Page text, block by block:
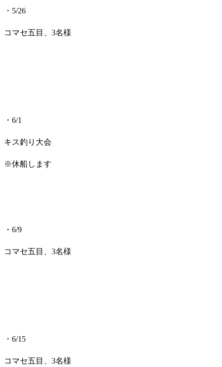
・5/26
コマセ五目、3名様
・6/1
キス釣り大会
※休船します
・6/9
コマセ五目、3名様
・6/15
コマセ五目、3名様